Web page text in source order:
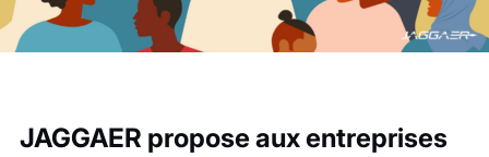
JAGGAER propose aux entreprises